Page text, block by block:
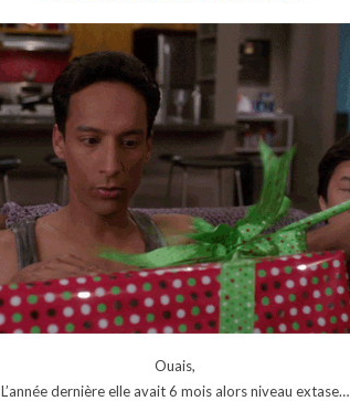
Ouais,
L’année dernière elle avait 6 mois alors niveau extase…